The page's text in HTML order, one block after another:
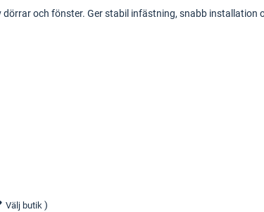
och fönster. Ger stabil infästning, snabb installation
Välj butik )